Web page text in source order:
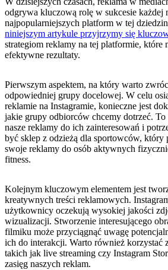
odgrywa kluczową ‍rolę‌ w sukcesie każdej
najpopularniejszych platform⁤ w tej
niniejszym artykule przyjrzymy się
strategiom reklamy ‍na​ tej ‌platformie, które‌
efektywne rezultaty.
Pierwszym aspektem, ⁣na który warto
odpowiedniej grupy⁢ docelowej. ‍W ​celu
reklamie na Instagramie, konieczne jest
jakie grupy odbiorców chcemy dotrzeć.
nasze ⁤reklamy do ich ​zainteresowań i‌
być⁤ sklep z ‌odzieżą dla sportowców, ⁢który
swoje reklamy do osób aktywnych
fitness.
Kolejnym kluczowym elementem ​jest
kreatywnych treści⁣ reklamowych.⁣
‌użytkownicy ⁣oczekują wysokiej⁣ jakości
wizualizacji.⁣ Stworzenie interesującego
filmiku może przyciągnąć uwagę
ich do⁤ interakcji. Warto również korzystać
takich ⁣jak⁢ live streaming ‌czy Instagram
zasięg naszych reklam.